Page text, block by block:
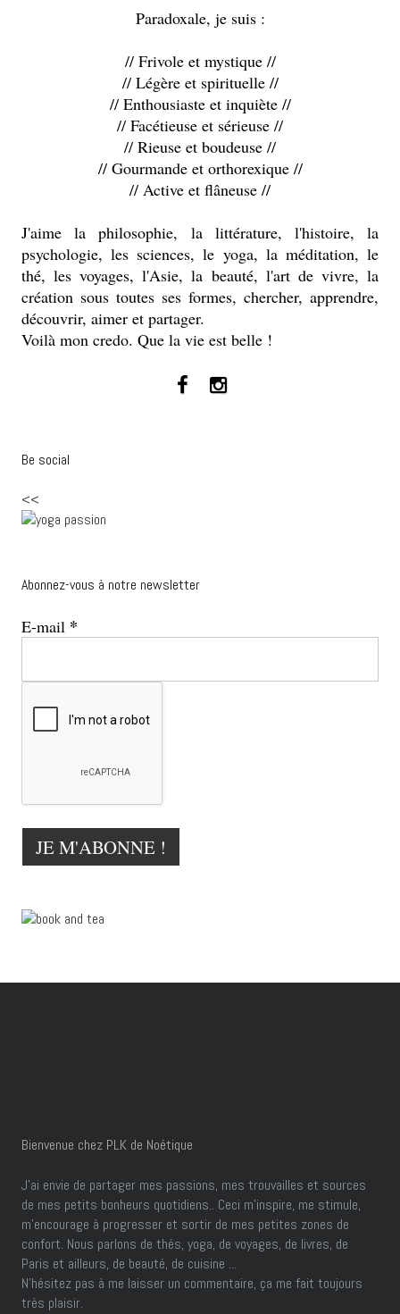
Paradoxale, je suis :
// Frivole et mystique //
// Légère et spirituelle //
// Enthousiaste et inquiète //
// Facétieuse et sérieuse //
// Rieuse et boudeuse //
// Gourmande et orthorexique //
// Active et flâneuse //
J'aime la philosophie, la littérature, l'histoire, la
psychologie, les sciences, le yoga, la méditation, le
thé, les voyages, l'Asie, la beauté, l'art de vivre, la
création sous toutes ses formes, chercher, apprendre,
découvrir, aimer et partager.
Voilà mon credo. Que la vie est belle !
Be social
<<
Abonnez-vous à notre newsletter
E-mail *
Bienvenue chez PLK de Noétique
J’ai envie de partager mes passions, mes trouvailles et sources
de mes petits bonheurs quotidiens.. Ceci m'inspire, me stimule,
m'encourage à progresser et sortir de mes petites zones de
confort. Nous parlons de thés, yoga, de voyages, de livres, de
Paris et ailleurs, de beauté, de cuisine ...
N'hésitez pas à me laisser un commentaire, ça me fait toujours
très plaisir.